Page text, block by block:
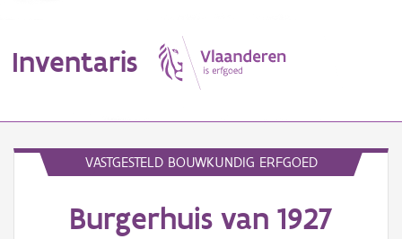
Inventaris
Erfgoedobject
VASTGESTELD BOUWKUNDIG ERFGOED
Burgerhuis van 1927